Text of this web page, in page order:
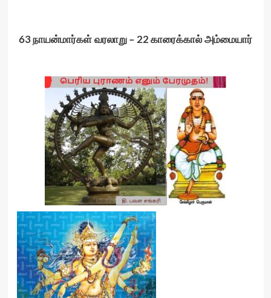
63நாயன்மார்கள்வரலாறு– 22காரைக்கால்அம்மையார்